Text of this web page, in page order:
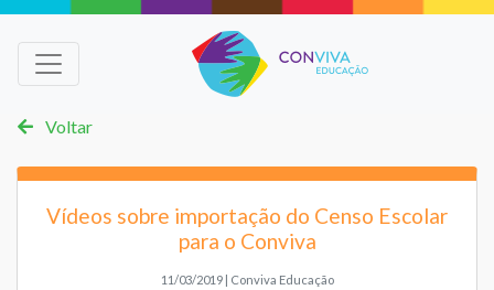
Voltar
Vídeos sobre importação do Censo Escolar
para o Conviva
11/03/2019 | Conviva Educação